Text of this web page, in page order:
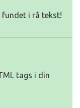
fundet i rå tekst!
tags i din